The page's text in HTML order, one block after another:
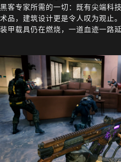
黑客专家所需的一切：既有尖端科
术品，建筑设计更是令人叹为观止
装甲载具仍在燃烧，一道血迹一路